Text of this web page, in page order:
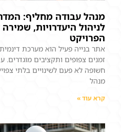
מנהל עבודה מחליף:
לניהול היעדרויות,
הפרויקט
אתר בנייה פעיל הוא מערכת
זמנים צפופים ותקציבים
חשופה לא פעם לשינויים בלתי
מנהל
קרא עוד »